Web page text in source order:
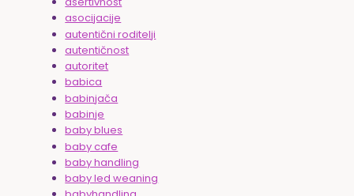
asocijacije
autentični roditelji
autentičnost
autoritet
babica
babinjača
babinje
baby blues
baby cafe
baby handling
baby led weaning